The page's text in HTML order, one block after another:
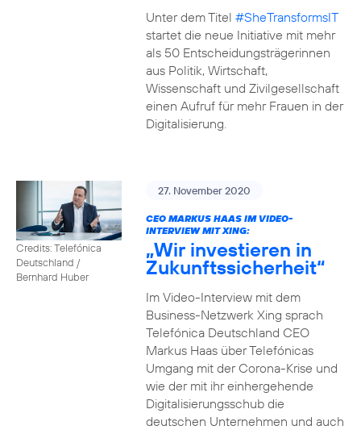
Unter dem Titel #SheTransformsIT
startet die neue Initiative mit mehr
als 50 Entscheidungsträgerinnen
aus Politik, Wirtschaft,
Wissenschaft und Zivilgesellschaft
einen Aufruf für mehr Frauen in der
Digitalisierung.
Credits: Telefónica
Deutschland /
Bernhard Huber
27. November 2020
CEO MARKUS HAAS IM VIDEO-
INTERVIEW MIT XING:
„Wir investieren in
Zukunftssicherheit“
Im Video-Interview mit dem
Business-Netzwerk Xing sprach
Telefónica Deutschland CEO
Markus Haas über Telefónicas
Umgang mit der Corona-Krise und
wie der mit ihr einhergehende
Digitalisierungsschub die
deutschen Unternehmen und auch